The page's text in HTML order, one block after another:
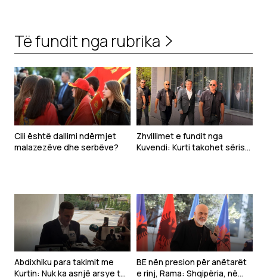
Të fundit nga rubrika
Cili është dallimi ndërmjet
malazezëve dhe serbëve?
Zhvillimet e fundit nga
Kuvendi: Kurti takohet sërish
Abdixhiku para takimit me
Kurtin: Nuk ka asnjë arsye të
BE nën presion për anëtarët
e rinj, Rama: Shqipëria, në